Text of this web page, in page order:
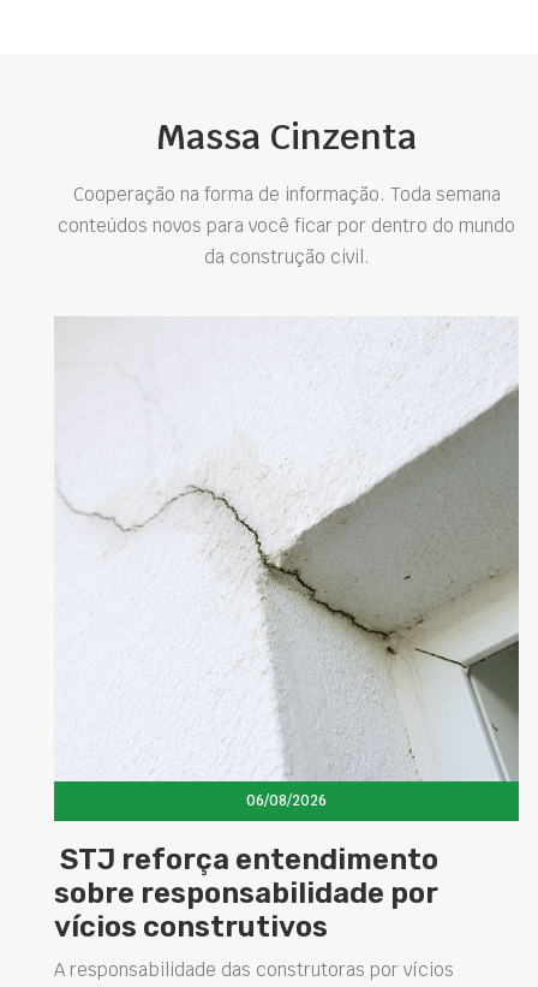
Massa Cinzenta
Cooperação na forma de informação. Toda semana
conteúdos novos para você ficar por dentro do mundo
da construção civil.
06/08/2026
STJ reforça entendimento
sobre responsabilidade por
vícios construtivos
A responsabilidade das construtoras por vícios